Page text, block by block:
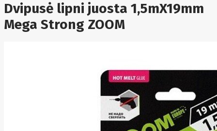
Armac
ArtAsm
ASM
Asrock
Dvipusė lipni juosta 1,5mX19mm
Mega Strong ZOOM